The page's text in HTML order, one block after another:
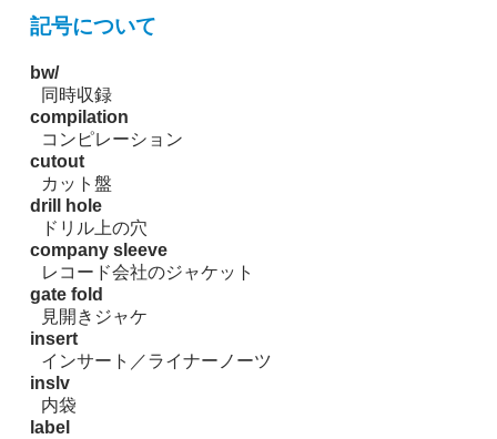
記号について
bw/
同時収録
compilation
コンピレーション
cutout
カット盤
drill hole
ドリル上の穴
company sleeve
レコード会社のジャケット
gate fold
見開きジャケ
insert
インサート／ライナーノーツ
inslv
内袋
label